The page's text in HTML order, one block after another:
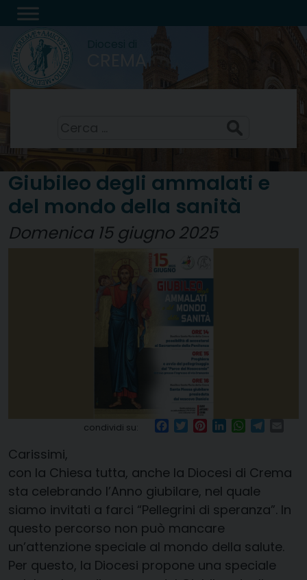
Skip
to
content
CREMA
Giubileo degli ammalati e
del mondo della sanità
Domenica 15 giugno 2025
condividi su: Facebook
TwitterPinterest
LinkedInWhatsApp
Carissimi,
con la Chiesa tutta, anche la Diocesi di Crema
sta celebrando l’Anno giubilare, nel quale
siamo invitati a farci “Pellegrini di speranza”. In
questo percorso non può mancare
un’attenzione speciale al mondo della salute.
Per questo, la Diocesi propone una speciale